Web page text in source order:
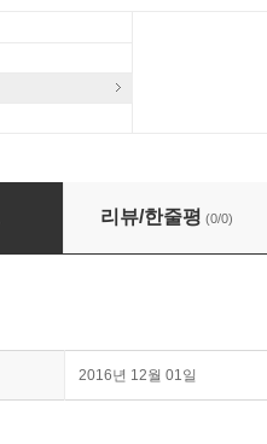
/ Walter Klien 모차르트: 바
리뷰/한줄평 (0/0)
2016년 12월 01일